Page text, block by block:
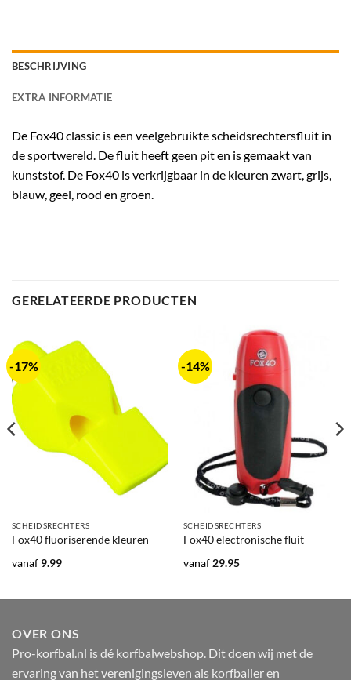
BESCHRIJVING
EXTRA INFORMATIE
De Fox40 classic is een veelgebruikte scheidsrechtersfluit in
de sportwereld. De fluit heeft geen pit en is gemaakt van
kunststof. De Fox40 is verkrijgbaar in de kleuren zwart, grijs,
blauw, geel, rood en groen.
GERELATEERDE PRODUCTEN
-17%
SCHEIDSRECHTERS
Fox40 fluoriserende kleuren
vanaf 9.99
-14%
SCHEIDSRECHTERS
Fox40 electronische fluit
vanaf29.95
OVER ONS
Pro-korfbal.nl is dé korfbalwebshop. Dit doen wij met de
ervaring van het verenigingsleven als korfballer en